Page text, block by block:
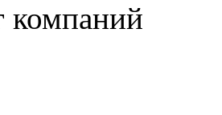
компаний